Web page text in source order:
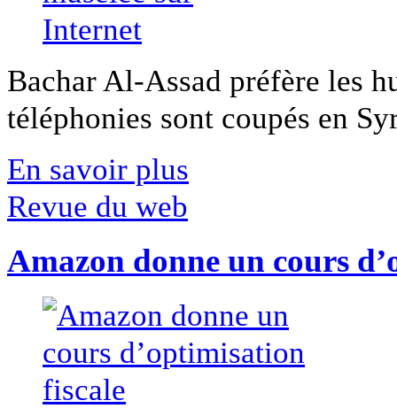
Bachar Al-Assad préfère les
téléphonies sont coupés en
En savoir plus
Revue du web
Amazon donne un cours